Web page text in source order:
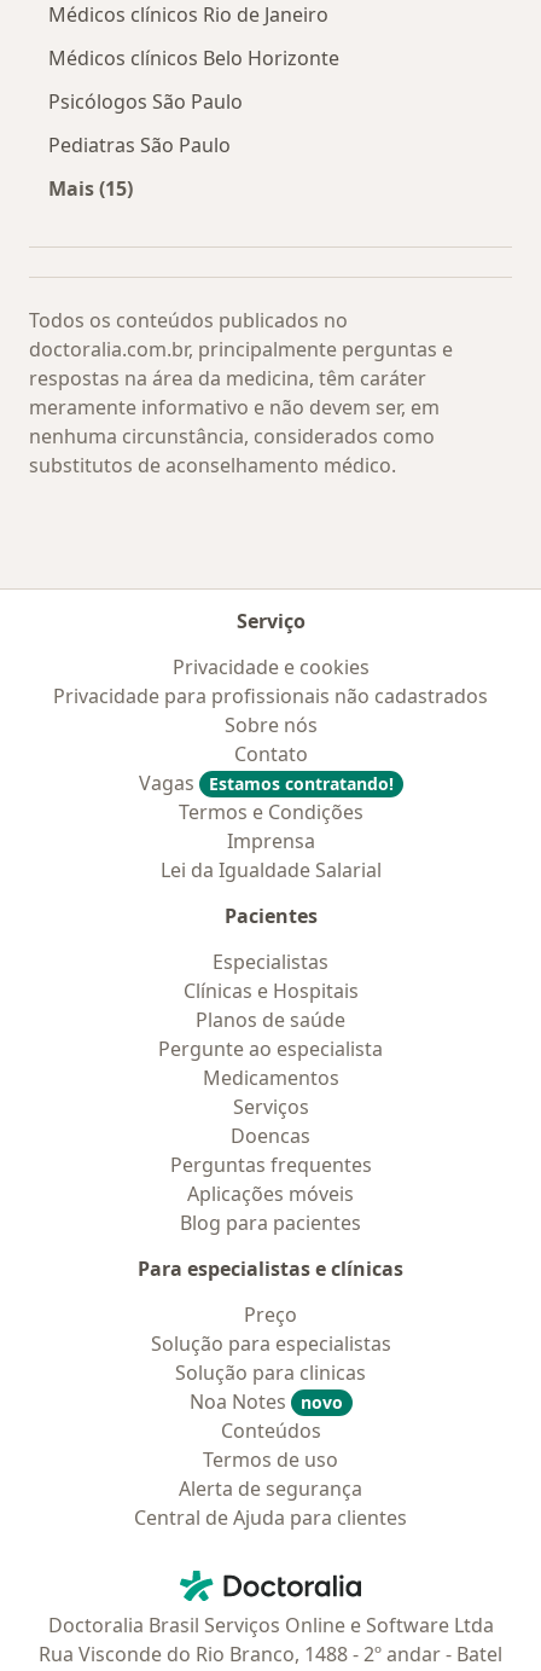
Médicos clínicos Rio de Janeiro
Médicos clínicos Belo Horizonte
Psicólogos São Paulo
Pediatras São Paulo
Mais (15)
Todos os conteúdos publicados no
doctoralia.com.br, principalmente perguntas e
respostas na área da medicina, têm caráter
meramente informativo e não devem ser, em
nenhuma circunstância, considerados como
substitutos de aconselhamento médico.
Serviço
Privacidade e cookies
Privacidade para profissionais não cadastrados
Sobre nós
Contato
Vagas
Estamos contratando!
Termos e Condições
Imprensa
Lei da Igualdade Salarial
Pacientes
Especialistas
Clínicas e Hospitais
Planos de saúde
Pergunte ao especialista
Medicamentos
Serviços
Doencas
Perguntas frequentes
Aplicações móveis
Blog para pacientes
Para especialistas e clínicas
Preço
Solução para especialistas
Solução para clinicas
Noa Notes
novo
Conteúdos
Termos de uso
Alerta de segurança
Central de Ajuda para clientes
Doctoralia - Homepage
Doctoralia Brasil Serviços Online e Software Ltda
Rua Visconde do Rio Branco, 1488 - 2º andar - Batel